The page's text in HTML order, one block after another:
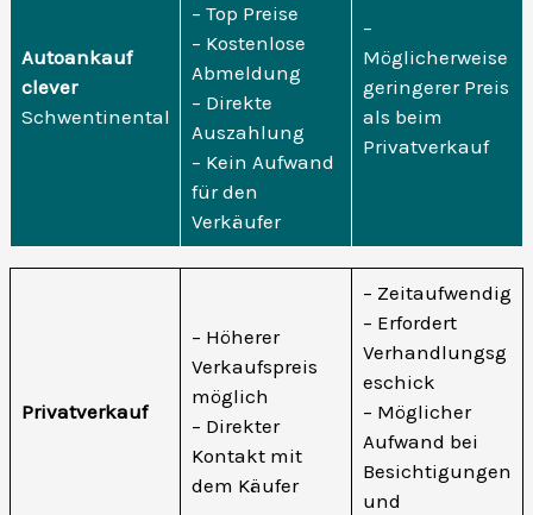
Autoankauf
clever
Schwentinental
– Top Preise
– Kostenlose
Abmeldung
– Direkte
Auszahlung
– Kein Aufwand
für den
Verkäufer
–
Möglicherweise
geringerer Preis
als beim
Privatverkauf
Privatverkauf
– Höherer
Verkaufspreis
möglich
– Direkter
Kontakt mit
dem Käufer
– Zeitaufwendig
– Erfordert
Verhandlungsg
eschick
– Möglicher
Aufwand bei
Besichtigungen
und